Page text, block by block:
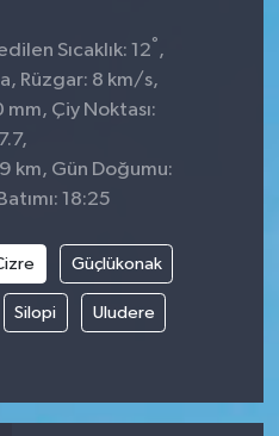
Sıcaklık: 12° ,
Rüzgar: 8 km/s,
mm, Çiy Noktası:
7.7,
km, Gün Doğumu:
18:25
Güçlükonak
Silopi Uludere